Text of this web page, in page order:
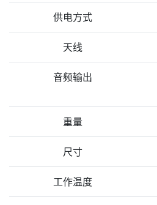
供电方式
天线
音频输出
重量
尺寸
工作温度